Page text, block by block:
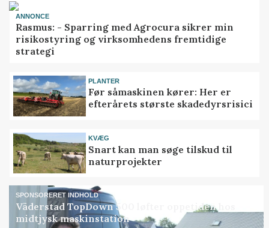
ANNONCE
Rasmus: - Sparring med Agrocura sikrer min
risikostyring og virksomhedens fremtidige
strategi
PLANTER
Før såmaskinen kører: Her er
efterårets største skadedyrsrisici
KVÆG
Snart kan man søge tilskud til
naturprojekter
SPONSORERET INDHOLD
Väderstad TopDown 500 løfter oppetiden hos
midtjysk maskinstation